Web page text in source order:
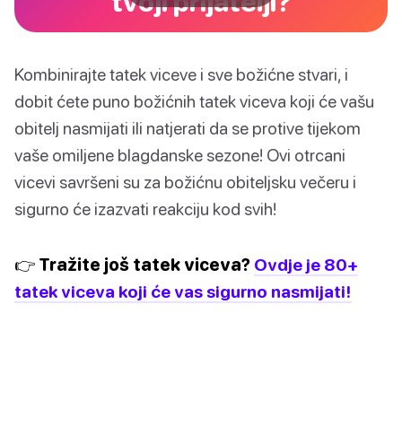
Kombinirajte tatek viceve i sve božićne stvari, i
dobit ćete puno božićnih tatek viceva koji će vašu
obitelj nasmijati ili natjerati da se protive tijekom
vaše omiljene blagdanske sezone! Ovi otrcani
vicevi savršeni su za božićnu obiteljsku večeru i
sigurno će izazvati reakciju kod svih!
👉 Tražite još tatek viceva? Ovdje je 80+
tatek viceva koji će vas sigurno nasmijati!